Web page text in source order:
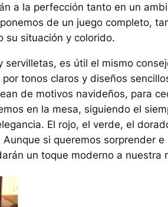
a la perfección tanto en un
de un juego completo,
su situación y colorido.
servilletas, es útil el mismo
tonos claros y diseños
de motivos navideños, para
en la mesa, siguiendo el
El rojo, el verde, el
si queremos sorprender e
un toque moderno a nuestra